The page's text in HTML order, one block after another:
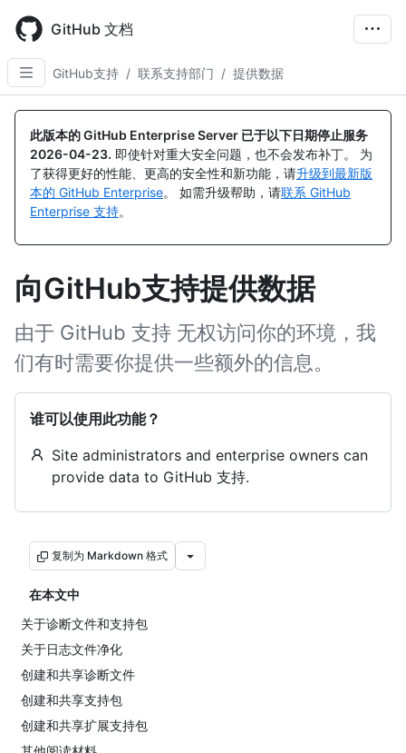
main
content
GitHub 文档
GitHub支持 / 联系支持部门 / 提供数据
此版本的 GitHub Enterprise Server 已于以下日期停止服务
2026-04-23. 即使针对重大安全问题，也不会发布补丁。 为
了获得更好的性能、更高的安全性和新功能，请升级到最新版
本的 GitHub Enterprise。 如需升级帮助，请联系 GitHub
Enterprise 支持。
向GitHub支持提供数据
由于 GitHub 支持 无权访问你的环境，我
们有时需要你提供一些额外的信息。
谁可以使用此功能？
Site administrators and enterprise owners can
provide data to GitHub 支持.
复制为 Markdown 格式
在本文中
关于诊断文件和支持包
关于日志文件净化
创建和共享诊断文件
创建和共享支持包
创建和共享扩展支持包